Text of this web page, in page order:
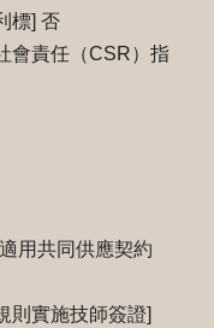
標] 否
會責任（CSR）指
用共同供應契約
則實施技師簽證]